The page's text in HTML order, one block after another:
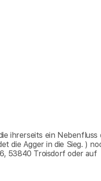
ihrerseits ein Nebenfluss
die Agger in die Sieg. )
53840 Troisdorf oder auf